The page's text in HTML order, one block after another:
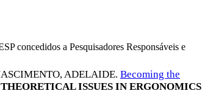
concedidos a Pesquisadores Responsáveis e
ADELAIDE. Becoming the
THEORETICAL ISSUES IN ERGONOMICS